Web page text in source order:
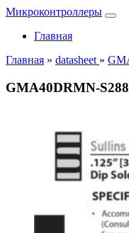
Микроконтроллеры
Главная
Главная » datasheet »
GMA40DRMN-